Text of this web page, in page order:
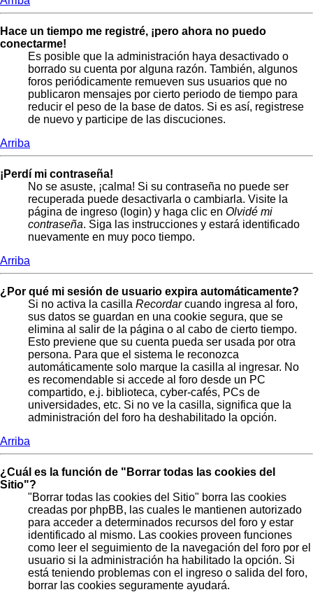
Hace un tiempo me registré, ¡pero ahora no puedo
conectarme!
Es posible que la administración haya desactivado o
borrado su cuenta por alguna razón. También, algunos
foros periódicamente remueven sus usuarios que no
publicaron mensajes por cierto periodo de tiempo para
reducir el peso de la base de datos. Si es así, registrese
de nuevo y participe de las discuciones.
Arriba
¡Perdí mi contraseña!
No se asuste, ¡calma! Si su contraseña no puede ser
recuperada puede desactivarla o cambiarla. Visite la
página de ingreso (login) y haga clic en Olvidé mi
contraseña. Siga las instrucciones y estará identificado
nuevamente en muy poco tiempo.
Arriba
¿Por qué mi sesión de usuario expira automáticamente?
Si no activa la casilla Recordarcuando ingresa al foro,
sus datos se guardan en una cookie segura, que se
elimina al salir de la página o al cabo de cierto tiempo.
Esto previene que su cuenta pueda ser usada por otra
persona. Para que el sistema le reconozca
automáticamente solo marque la casilla al ingresar. No
es recomendable si accede al foro desde un PC
compartido, e.j. biblioteca, cyber-cafés, PCs de
universidades, etc. Si no ve la casilla, significa que la
administración del foro ha deshabilitado la opción.
Arriba
¿Cuál es la función de "Borrar todas las cookies del
Sitio"?
"Borrar todas las cookies del Sitio" borra las cookies
creadas por phpBB, las cuales le mantienen autorizado
para acceder a determinados recursos del foro y estar
identificado al mismo. Las cookies proveen funciones
como leer el seguimiento de la navegación del foro por el
usuario si la administración ha habilitado la opción. Si
está teniendo problemas con el ingreso o salida del foro,
borrar las cookies seguramente ayudará.